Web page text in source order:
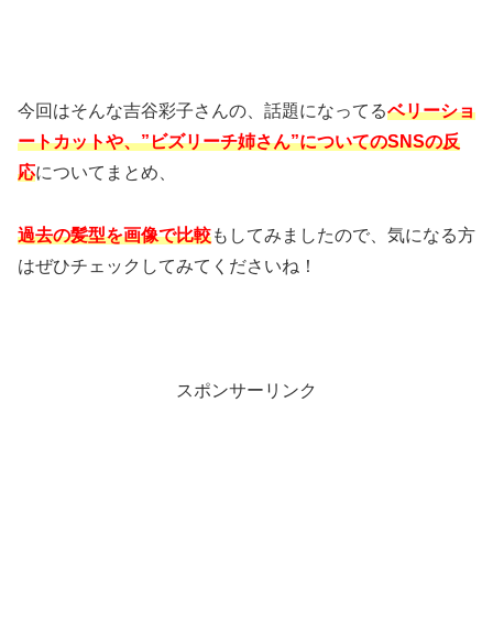
今回はそんな吉谷彩子さんの、話題になってるベリーショ
ートカットや、”ビズリーチ姉さん”についてのSNSの反
応についてまとめ、
過去の髪型を画像で比較もしてみましたので、気になる方
はぜひチェックしてみてくださいね！
スポンサーリンク